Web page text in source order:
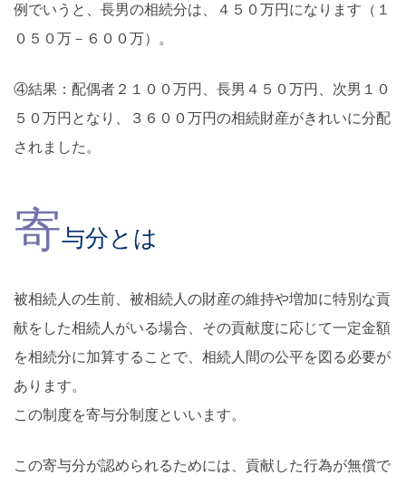
例でいうと、長男の相続分は、４５０万円になります（１
０５０万－６００万）。
④結果：配偶者２１００万円、長男４５０万円、次男１０
５０万円となり、３６００万円の相続財産がきれいに分配
されました。
寄与分とは
被相続人の生前、被相続人の財産の維持や増加に特別な貢
献をした相続人がいる場合、その貢献度に応じて一定金額
を相続分に加算することで、相続人間の公平を図る必要が
あります。
この制度を寄与分制度といいます。
この寄与分が認められるためには、貢献した行為が無償で